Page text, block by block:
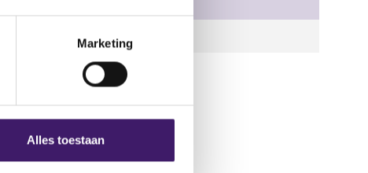
Marketing
Alles toestaan